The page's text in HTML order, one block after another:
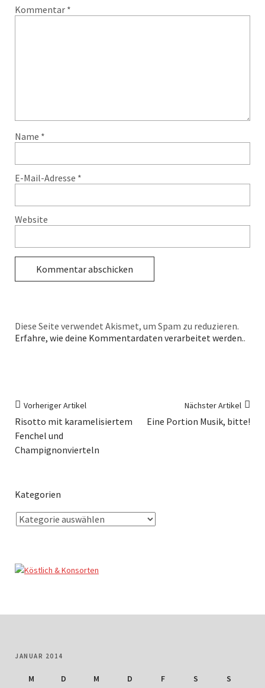
Kommentar *
Name *
E-Mail-Adresse *
Website
Diese Seite verwendet Akismet, um Spam zu reduzieren.
Erfahre, wie deine Kommentardaten verarbeitet werden..
Vorheriger Artikel
Risotto mit karamelisiertem
Fenchel und
Champignonvierteln
Nächster Artikel
Eine Portion Musik, bitte!
Kategorien
JANUAR 2014
M D M D F S S